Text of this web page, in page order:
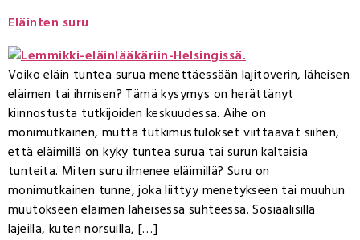
Eläinten suru
Voiko eläin tuntea surua menettäessään lajitoverin, läheisen
eläimen tai ihmisen? Tämä kysymys on herättänyt
kiinnostusta tutkijoiden keskuudessa. Aihe on
monimutkainen, mutta tutkimustulokset viittaavat siihen,
että eläimillä on kyky tuntea surua tai surun kaltaisia
tunteita. Miten suru ilmenee eläimillä? Suru on
monimutkainen tunne, joka liittyy menetykseen tai muuhun
muutokseen eläimen läheisessä suhteessa. Sosiaalisilla
lajeilla, kuten norsuilla, […]